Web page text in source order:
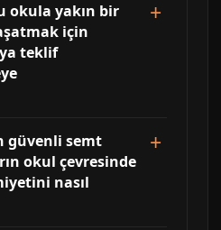
okula yakın bir
için
teklif
güvenli semt
okul çevresinde
nasıl